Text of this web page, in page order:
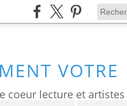
VOTRE